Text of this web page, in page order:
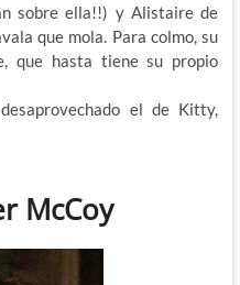
sobre ella!!) y Alistaire de
que mola. Para colmo, su
que hasta tiene su propio
el de Kitty,
McCoy